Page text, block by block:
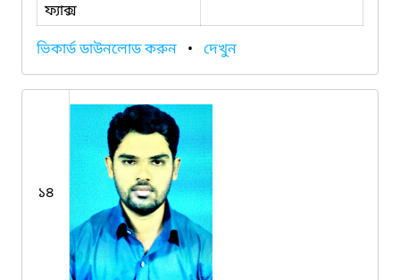
ফ্যাক্স
ভিকার্ড ডাউনলোড করুন • দেখুন
১৪